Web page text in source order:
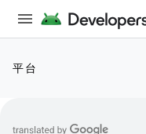
平台